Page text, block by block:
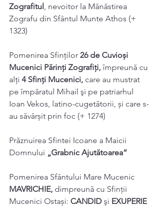
Zografitul , nevoitor la Mănăstirea
Zografu din Sfântul Munte Athos (+
1323)
Pomenirea Sfinţilor 26 de Cuvioși
Mucenici Părinţi Zografiţi, împreună cu
alți 4 Sfinți Mucenici, care au mustrat
pe împăratul Mihail şi pe patriarhul
Ioan Vekos, latino-cugetătorii, și care s-
au săvârșit prin foc (+ 1274)
Prăznuirea Sfintei Icoane a Maicii
Domnului „Grabnic Ajutătoarea”
Pomenirea Sfântului Mare Mucenic
MAVRICHIE, dimpreună cu Sfinții
Mucenici Ostași: CANDID şi EXUPERIE